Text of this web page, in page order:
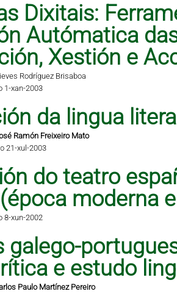
Dixitais:
Autómatica
Xestión e
Rodríguez Brisaboa
1-xan-2003
da lingua
Ramón Freixeiro Mato
21-xul-2003
do teatro
moderna
8-xun-2002
galego-
e estudo
Paulo Martínez Pereiro